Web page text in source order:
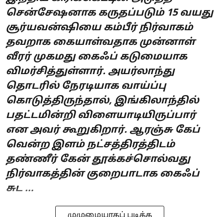
சென்சேஷனாக கருதப்படும் 15 வயது
சூர்யவன்ஷியை கம்பீர் நிர்வாகம்
தவறாக கையாள்வதாக முன்னாள்
வீரர் முகமது கைஃப் கடுமையாக
விமர்சித்துள்ளார். அயர்லாந்து
தொடரில் நேரடியாக வாய்ப்பு
கொடுத்திருந்தால், இங்கிலாந்தில்
பதட்டமின்றி விளையாடியிருப்பார்
என அவர் கூறுகிறார். ஆரஞ்சு கேப்
வென்ற இளம் நட்சத்திரத்திடம்
தண்ணீர் கேன் தூக்கச்சொல்வது
நிர்வாகத்தின் குறைபாடாக கைஃப்
சுட ...